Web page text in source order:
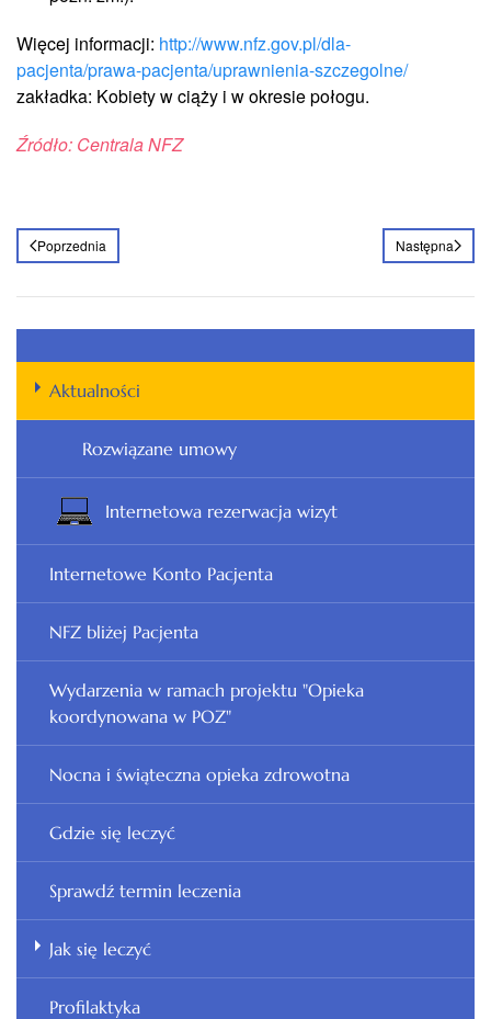
Więcej informacji: http://www.nfz.gov.pl/dla-
pacjenta/prawa-pacjenta/uprawnienia-szczegolne/
zakładka: Kobiety w ciąży i w okresie połogu.
Źródło: Centrala NFZ
Poprzednia Następna
Aktualności
Rozwiązane umowy
Internetowa rezerwacja wizyt
Internetowe Konto Pacjenta
NFZ bliżej Pacjenta
Wydarzenia w ramach projektu "Opieka
koordynowana w POZ"
Nocna i świąteczna opieka zdrowotna
Gdzie się leczyć
Sprawdź termin leczenia
Jak się leczyć
Profilaktyka